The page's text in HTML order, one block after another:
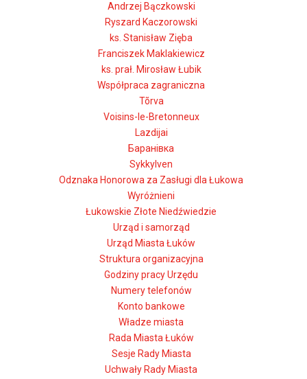
Andrzej Bączkowski
Ryszard Kaczorowski
ks. Stanisław Zięba
Franciszek Maklakiewicz
ks. prał. Mirosław Łubik
Współpraca zagraniczna
Tõrva
Voisins-le-Bretonneux
Lazdijai
Баранівка
Sykkylven
Odznaka Honorowa za Zasługi dla Łukowa
Wyróżnieni
Łukowskie Złote Niedźwiedzie
Urząd i samorząd
Urząd Miasta Łuków
Struktura organizacyjna
Godziny pracy Urzędu
Numery telefonów
Konto bankowe
Władze miasta
Rada Miasta Łuków
Sesje Rady Miasta
Uchwały Rady Miasta